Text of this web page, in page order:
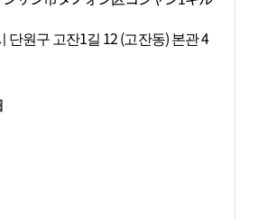
단원구 고잔1길 12 (고잔동) 본관 4